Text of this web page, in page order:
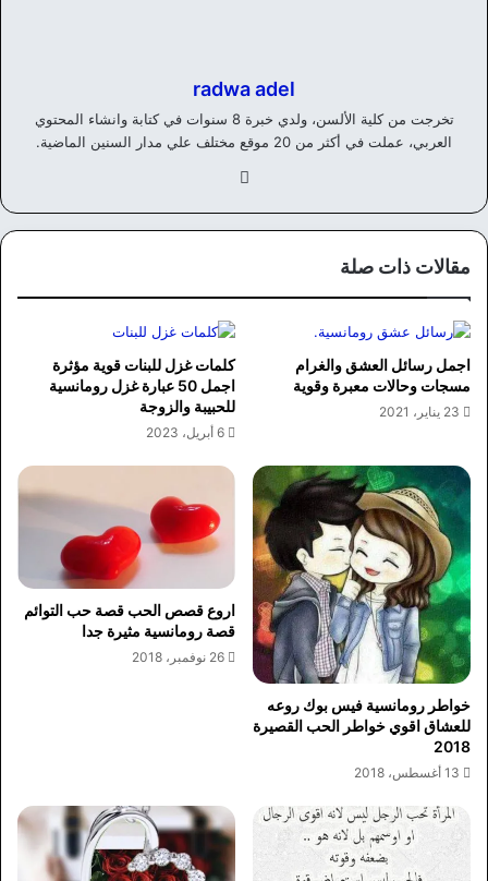
radwa adel
تخرجت من كلية الألسن، ولدي خبرة 8 سنوات في كتابة وانشاء المحتوي
العربي، عملت في أكثر من 20 موقع مختلف علي مدار السنين الماضية.
وك
مقالات ذات صلة
اجمل رسائل العشق والغرام
مسجات وحالات معبرة وقوية
23 يناير، 2021
كلمات غزل للبنات قوية مؤثرة
اجمل 50 عبارة غزل رومانسية
للحبيبة والزوجة
6 أبريل، 2023
خواطر رومانسية فيس بوك روعه
للعشاق اقوي خواطر الحب القصيرة
2018
13 أغسطس، 2018
اروع قصص الحب قصة حب التوائم
قصة رومانسية مثيرة جدا
26 نوفمبر، 2018